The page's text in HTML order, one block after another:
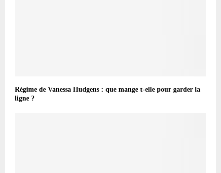
Régime de Vanessa Hudgens : que mange t-elle pour garder la
ligne ?